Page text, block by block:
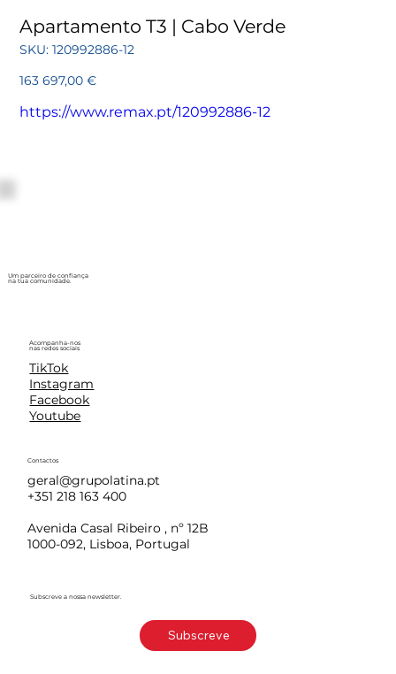
Apartamento T3 | Cabo Verde
SKU: SKU
120992886-
120992886-12
Preço
163 697,00 €
https://www.remax.pt/120992886-12
Um parceiro de confiança
na tua comunidade.
Acompanha-nos
nas redes sociais
TikTok
Instagram
Facebook
Youtube
Contactos
geral@grupolatina.pt
+351 218 163 400
Avenida Casal Ribeiro , nº 12B
1000-092, Lisboa, Portugal
Subscreve a nossa newsletter.
Subscreve